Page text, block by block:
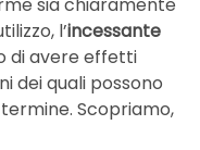
sia chiaramente
l’incessante
di avere effetti
dei quali possono
Scopriamo,